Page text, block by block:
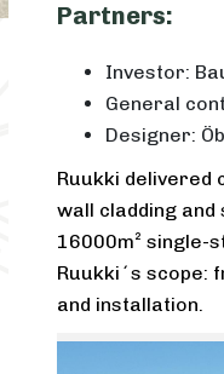
Partners:
Investor:
General
Designer:
Ruukki
wall cladding
16000m² single-
Ruukki´s scope:
and installation.